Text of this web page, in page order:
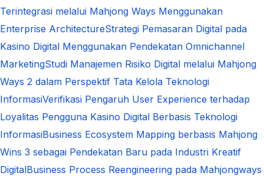
Terintegrasi melalui Mahjong Ways Menggunakan
Enterprise ArchitectureStrategi Pemasaran Digital pada
Kasino Digital Menggunakan Pendekatan Omnichannel
MarketingStudi Manajemen Risiko Digital melalui Mahjong
Ways 2 dalam Perspektif Tata Kelola Teknologi
InformasiVerifikasi Pengaruh User Experience terhadap
Loyalitas Pengguna Kasino Digital Berbasis Teknologi
InformasiBusiness Ecosystem Mapping berbasis Mahjong
Wins 3 sebagai Pendekatan Baru pada Industri Kreatif
DigitalBusiness Process Reengineering pada Mahjongways